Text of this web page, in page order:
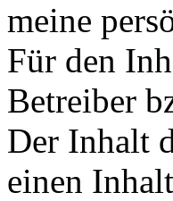
meine
Für den
Betreiber
Der Inhalt
einen